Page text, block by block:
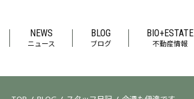
NEWS
ニュース
BLOG
ブログ
BIO+ESTATE
不動産情報